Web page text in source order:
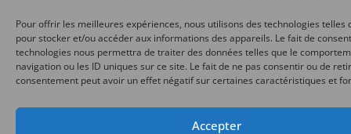
Pour offrir les meilleures expériences, nous utilisons des technologies telles
pour stocker et/ou accéder aux informations des appareils. Le fait de
technologies nous permettra de traiter des données telles que le
navigation ou les ID uniques sur ce site. Le fait de ne pas consentir ou de
consentement peut avoir un effet négatif sur certaines caractéristiques et
Accepter